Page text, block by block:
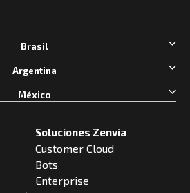
Soluciones Zenvia
Customer Cloud
Bots
Enterprise
Brasil
Argentina
México